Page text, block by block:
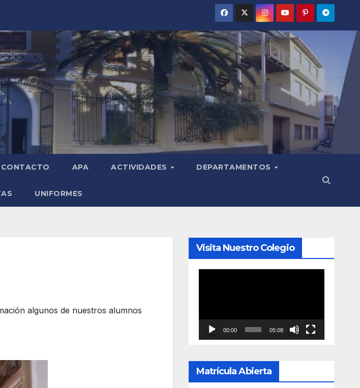
CONTACTO APA ACTIVIDADES DEPARTAMENTOS
UNIFORMES
algunos de nuestros alumnos
Visita Nuestro Colegio
00:00 05:08
Matrícula Abierta